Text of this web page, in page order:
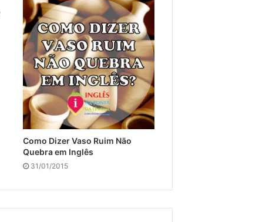
Como Dizer Vaso Ruim Não
Quebra em Inglês
31/01/2015